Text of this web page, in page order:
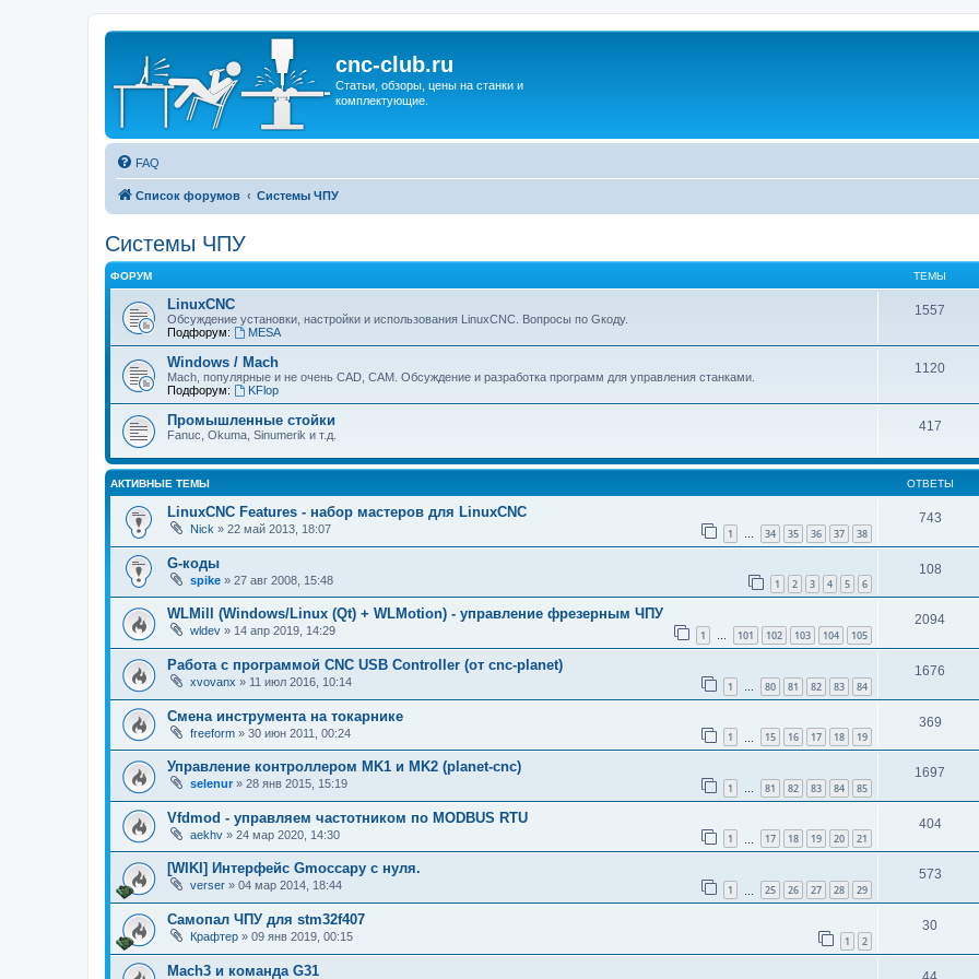
cnc-club.ru
Статьи, обзоры, цены на станки и
комплектующие.
FAQ
Список форумов Системы ЧПУ
Системы ЧПУ
ФОРУМ ТЕМЫ
LinuxCNC
Обсуждение установки, настройки и использования LinuxCNC. Вопросы по Gкоду.
Подфорум:
MESA
1557
Windows / Mach
Mach, популярные и не очень CAD, CAM. Обсуждение и разработка программ для управления станками.
Подфорум:
KFlop
1120
Промышленные стойки
Fanuc, Okuma, Sinumerik и т.д.
417
АКТИВНЫЕ ТЕМЫ ОТВЕТЫ
LinuxCNC Features - набор мастеров для LinuxCNC
Nick » 22 май 2013, 18:07 1 … 34 35 36 37 38
743
G-коды
spike » 27 авг 2008, 15:48 1 2 3 4 5 6
108
WLMill (Windows/Linux (Qt) + WLMotion) - управление фрезерным ЧПУ
wldev » 14 апр 2019, 14:29 1 … 101 102 103 104 105
2094
Работа с программой CNC USB Controller (от cnc-planet)
xvovanx » 11 июл 2016, 10:14 1 … 80 81 82 83 84
1676
Смена инструмента на токарнике
freeform » 30 июн 2011, 00:24 1 15 16 17 18 19
369
Управление контроллером MK1 и MK2 (planet-cnc)
selenur » 28 янв 2015, 15:19 1 … 81 82 83 84 85
1697
Vfdmod - управляем частотником по MODBUS RTU
aekhv » 24 мар 2020, 14:30 1 17 18 19 20 21
404
[WIKI] Интерфейс Gmoccapy с нуля.
verser » 04 мар 2014, 18:44 1 25 26 27 28 29
573
Самопал ЧПУ для stm32f407
Крафтер » 09 янв 2019, 00:15 1 2
30
Mach3 и команда G31